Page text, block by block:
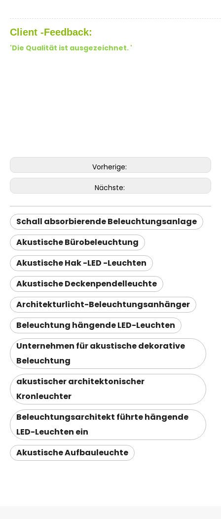
Client -Feedback:
'Die Qualität ist ausgezeichnet. '
Vorherige:
Nächste:
Schall absorbierende Beleuchtungsanlage
Akustische Bürobeleuchtung
Akustische Hak -LED -Leuchten
Akustische Deckenpendelleuchte
Architekturlicht-Beleuchtungsanhänger
Beleuchtung hängende LED-Leuchten
Unternehmen für akustische dekorative
Beleuchtung
akustischer architektonischer
Kronleuchter
Beleuchtungsarchitekt führte hängende
LED-Leuchten ein
Akustische Aufbauleuchte